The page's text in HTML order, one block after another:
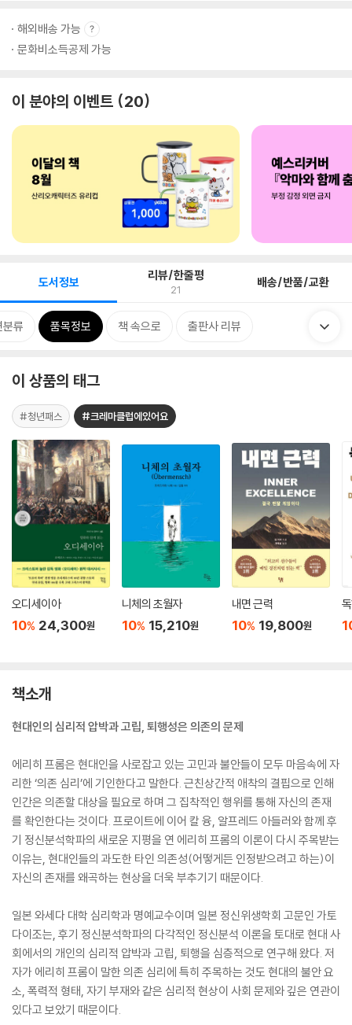
해외배송 가능
문화비소득공제 가능
이 분야의 이벤트 20
도서정보 리뷰/한줄평
21 배송/반품/교환
분류 품목정보 책 속으로 출판사 리뷰
이 상품의 태그
#청년패스 #크레마클럽에있어요
오디세이아
10% 24,300원
니체의 초월자
10% 15,210원
내면 근력
10% 19,800원
책소개
현대인의 심리적 압박과 고립, 퇴행성은 의존의 문제
에리히 프롬은 현대인을 사로잡고 있는 고민과 불안들이 모두 마음속에 자
리한 ‘의존 심리’에 기인한다고 말한다. 근친상간적 애착의 결핍으로 인해
인간은 의존할 대상을 필요로 하며 그 집착적인 행위를 통해 자신의 존재
를 확인한다는 것이다. 프로이트에 이어 칼 융, 알프레드 아들러와 함께 후
기 정신분석학파의 새로운 지평을 연 에리히 프롬의 이론이 다시 주목받는
이유는, 현대인들의 과도한 타인 의존성(어떻게든 인정받으려고 하는)이
자신의 존재를 왜곡하는 현상을 더욱 부추기기 때문이다.
일본 와세다 대학 심리학과 명예교수이며 일본 정신위생학회 고문인 가토
다이조는, 후기 정신분석학파의 다각적인 정신분석 이론을 토대로 현대 사
회에서의 개인의 심리적 압박과 고립, 퇴행을 심층적으로 연구해 왔다. 저
자가 에리히 프롬이 말한 의존 심리에 특히 주목하는 것도 현대의 불안 요
소, 폭력적 형태, 자기 부재와 같은 심리적 현상이 사회 문제와 깊은 연관이
있다고 보았기 때문이다.